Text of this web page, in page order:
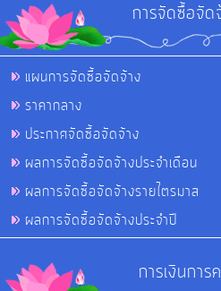
การจัดซื้อจัด
แผนการจัดซื้อจัดจ้าง
ราคากลาง
ประกาศจัดซื้อจัดจ้าง
ผลการจัดซื้อจัดจ้างประจำเดือน
ผลการจัดซื้อจัดจ้างรายไตรมาส
ผลการจัดซื้อจัดจ้างประจำปี
การเงินการ